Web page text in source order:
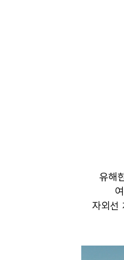
유해
자외선